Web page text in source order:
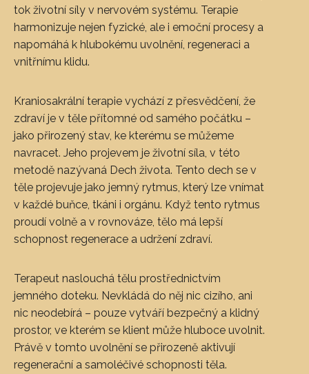
tok životní síly v nervovém systému. Terapie
harmonizuje nejen fyzické, ale i emoční procesy a
napomáhá k hlubokému uvolnění, regeneraci a
vnitřnímu klidu.
Kraniosakrální terapie vychází z přesvědčení, že
zdraví je v těle přítomné od samého počátku –
jako přirozený stav, ke kterému se můžeme
navracet. Jeho projevem je životní síla, v této
metodě nazývaná Dech života. Tento dech se v
těle projevuje jako jemný rytmus, který lze vnímat
v každé buňce, tkáni i orgánu. Když tento rytmus
proudí volně a v rovnováze, tělo má lepší
schopnost regenerace a udržení zdraví.
Terapeut naslouchá tělu prostřednictvím
jemného doteku. Nevkládá do něj nic cizího, ani
nic neodebírá – pouze vytváří bezpečný a klidný
prostor, ve kterém se klient může hluboce uvolnit.
Právě v tomto uvolnění se přirozeně aktivují
regenerační a samoléčivé schopnosti těla.